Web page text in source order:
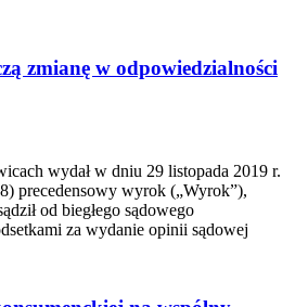
zmianę w odpowiedzialności
wydał w dniu 29 listopada 2019 r.
precedensowy wyrok („Wyrok”),
od biegłego sądowego
za wydanie opinii sądowej